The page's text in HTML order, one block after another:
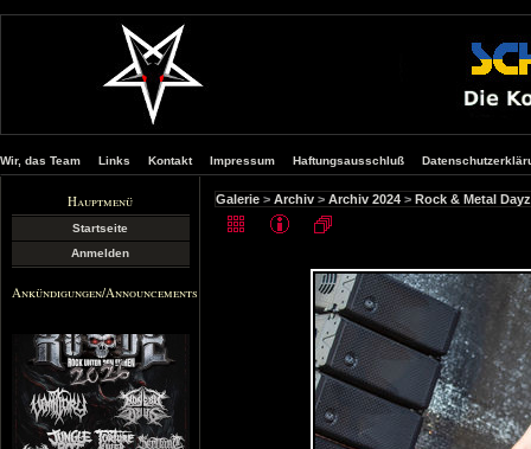
Wir, das Team Links Kontakt Impressum Haftungsausschluß
Hauptmenü
Startseite
Anmelden
Ankündigungen/Announcements
Galerie > Archiv > Archiv 2024 > Rock & Metal